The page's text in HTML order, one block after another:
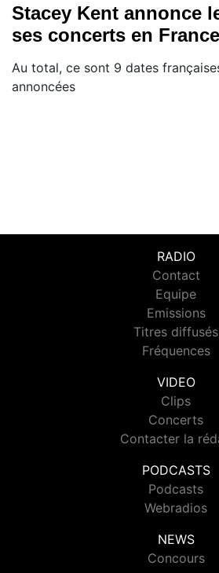
Stacey Kent annonce
ses concerts en
Au total, ce sont 9 dates
annoncées
RADIO
Contact
Equipe
Emissions
Titres diffusés
Fréquences
VIDEO
Clips
Concerts
Contacter la
PODCASTS
Podcasts
Webradios
NEWS
Concours